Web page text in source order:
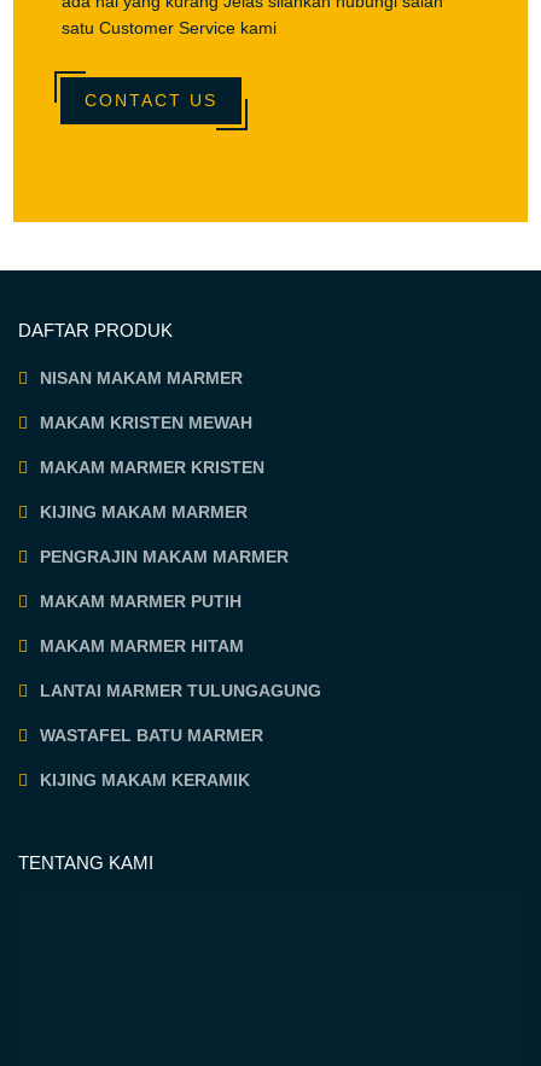
satu Customer Service kami
CONTACT US
DAFTAR PRODUK
NISAN MAKAM MARMER
MAKAM KRISTEN MEWAH
MAKAM MARMER KRISTEN
KIJING MAKAM MARMER
PENGRAJIN MAKAM MARMER
MAKAM MARMER PUTIH
MAKAM MARMER HITAM
LANTAI MARMER TULUNGAGUNG
WASTAFEL BATU MARMER
KIJING MAKAM KERAMIK
TENTANG KAMI